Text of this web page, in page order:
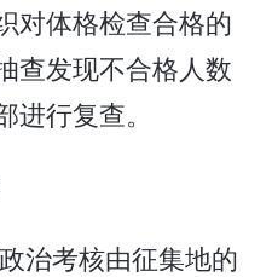
对体格检查合格的
查发现不合格人数
行复查。
治考核由征集地的